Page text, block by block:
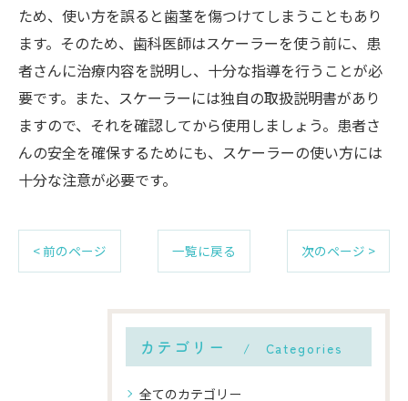
ため、使い方を誤ると歯茎を傷つけてしまうこともあり
ます。そのため、歯科医師はスケーラーを使う前に、患
者さんに治療内容を説明し、十分な指導を行うことが必
要です。また、スケーラーには独自の取扱説明書があり
ますので、それを確認してから使用しましょう。患者さ
んの安全を確保するためにも、スケーラーの使い方には
十分な注意が必要です。
< 前のページ 一覧に戻る 次のページ >
カテゴリー Categories
全てのカテゴリー